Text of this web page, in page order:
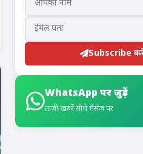
Subscribe
WhatsApp पर जुड़ें
ताज़ी खबरें सीधे मैसेज पर